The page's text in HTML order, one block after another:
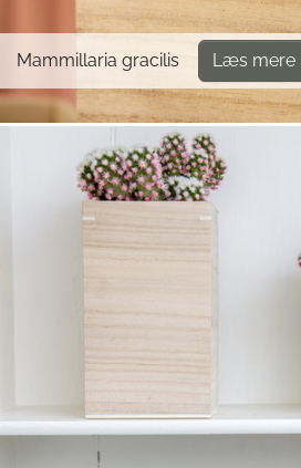
Mammillaria gracilis Læs mere